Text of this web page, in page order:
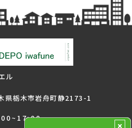
ル
県栃木市岩舟町静2173-1